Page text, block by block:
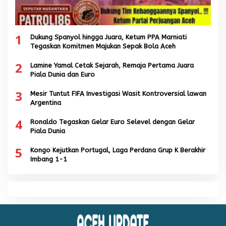
1
Dukung Spanyol hingga Juara, Ketum PPA Marniati
Tegaskan Komitmen Majukan Sepak Bola Aceh
2
Lamine Yamal Cetak Sejarah, Remaja Pertama Juara
Piala Dunia dan Euro
3
Mesir Tuntut FIFA Investigasi Wasit Kontroversial lawan
Argentina
4
Ronaldo Tegaskan Gelar Euro Selevel dengan Gelar
Piala Dunia
5
Kongo Kejutkan Portugal, Laga Perdana Grup K Berakhir
Imbang 1-1